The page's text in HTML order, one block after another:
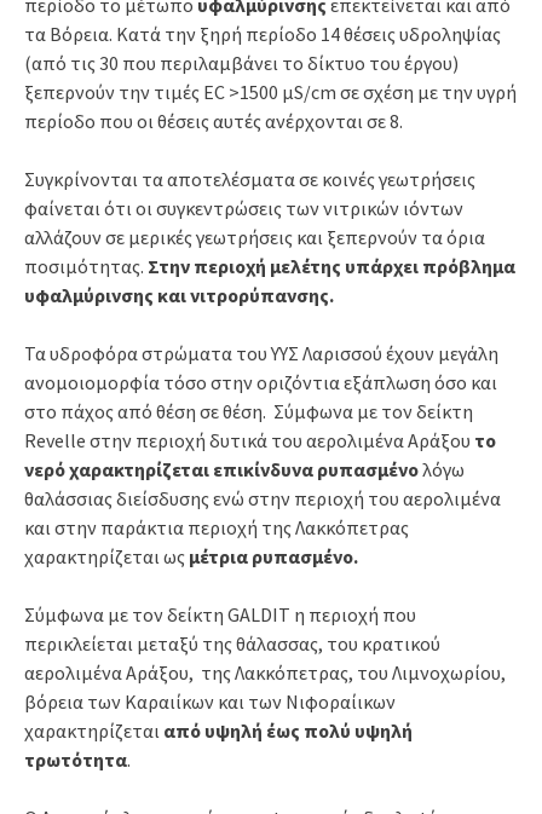
περίοδο το μέτωπο υφαλμύρινσης επεκτείνεται και από
τα Βόρεια. Κατά την ξηρή περίοδο 14 θέσεις υδροληψίας
(από τις 30 που περιλαμβάνει το δίκτυο του έργου)
ξεπερνούν την τιμές EC >1500 μS/cm σε σχέση με την υγρή
περίοδο που οι θέσεις αυτές ανέρχονται σε 8.
Συγκρίνονται τα αποτελέσματα σε κοινές γεωτρήσεις
φαίνεται ότι οι συγκεντρώσεις των νιτρικών ιόντων
αλλάζουν σε μερικές γεωτρήσεις και ξεπερνούν τα όρια
ποσιμότητας. Στην περιοχή μελέτης υπάρχει πρόβλημα
υφαλμύρινσης και νιτρορύπανσης.
Τα υδροφόρα στρώματα του ΥΥΣ Λαρισσού έχουν μεγάλη
ανομοιομορφία τόσο στην οριζόντια εξάπλωση όσο και
στο πάχος από θέση σε θέση. Σύμφωνα με τον δείκτη
Revelle στην περιοχή δυτικά του αερολιμένα Αράξου το
νερό χαρακτηρίζεται επικίνδυνα ρυπασμένολόγω
θαλάσσιας διείσδυσης ενώ στην περιοχή του αερολιμένα
και στην παράκτια περιοχή της Λακκόπετρας
χαρακτηρίζεται ως μέτρια ρυπασμένο.
Σύμφωνα με τον δείκτη GALDIT η περιοχή που
περικλείεται μεταξύ της θάλασσας, του κρατικού
αερολιμένα Αράξου, της Λακκόπετρας, του Λιμνοχωρίου,
βόρεια των Καραιίκων και των Νιφοραίικων
χαρακτηρίζεται από υψηλή έως πολύ υψηλή
τρωτότητα.